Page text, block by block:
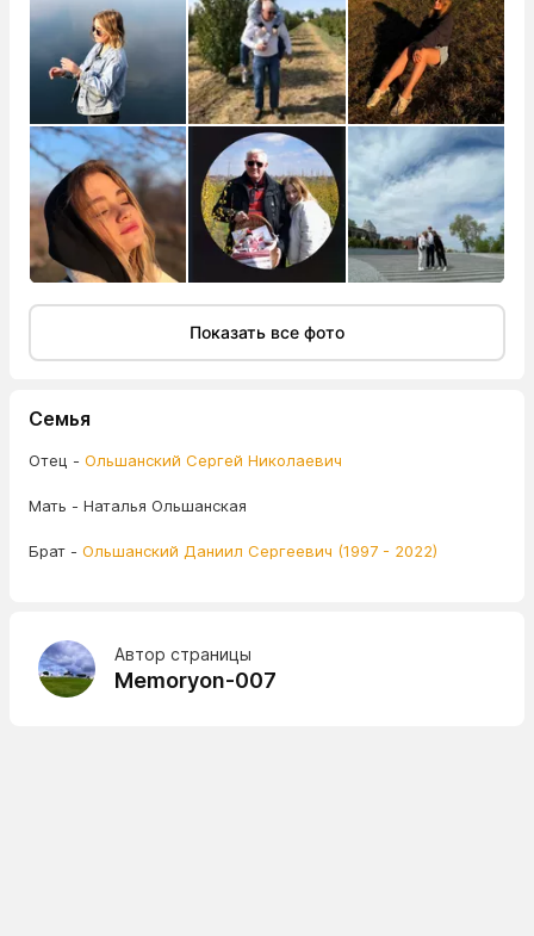
Показать все фото
Семья
Отец - Ольшанский Сергей Николаевич
Мать - Наталья Ольшанская
Брат - Ольшанский Даниил Сергеевич (1997 - 2022)
Автор страницы
Memoryon-007